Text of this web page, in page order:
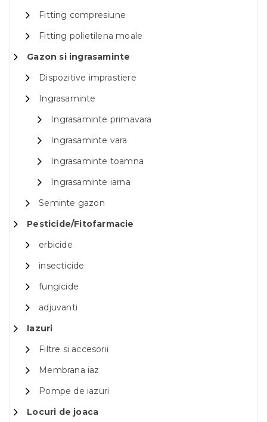
Fitting compresiune
Fitting polietilena moale
Gazon si ingrasaminte
Dispozitive imprastiere
Ingrasaminte
Ingrasaminte primavara
Ingrasaminte vara
Ingrasaminte toamna
Ingrasaminte iarna
Seminte gazon
Pesticide/Fitofarmacie
erbicide
insecticide
fungicide
adjuvanti
Iazuri
Filtre si accesorii
Membrana iaz
Pompe de iazuri
Locuri de joaca